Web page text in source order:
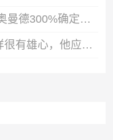
罗马诺回复皇马球迷号：迪奥曼德300%确定加盟皇马
卡拉格：萨拉赫就像C罗一样很有雄心，他应该去意甲而不是土耳其